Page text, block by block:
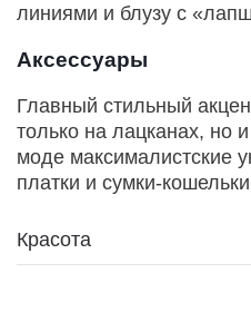
линиями и блузу с
Аксессуары
Главный стильный
только на лацканах, но
моде максималистские
платки и сумки-
Красота